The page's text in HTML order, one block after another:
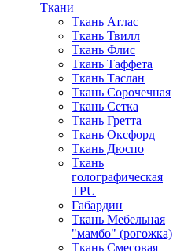
Ткани
Ткань Атлас
Ткань Твилл
Ткань Флис
Ткань Таффета
Ткань Таслан
Ткань Сорочечная
Ткань Сетка
Ткань Гретта
Ткань Оксфорд
Ткань Дюспо
Ткань
голографическая
TPU
Габардин
Ткань Мебельная
"мамбо" (рогожка)
Ткань Смесовая